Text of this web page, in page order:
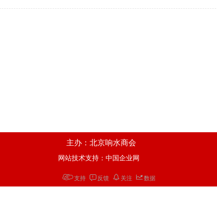
主办：北京响水商会
网站技术支持：中国企业网
支持 反馈 关注 数据